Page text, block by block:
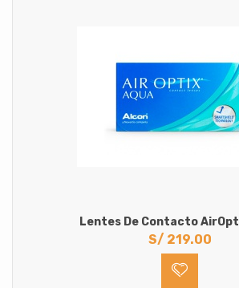
Lentes De Contacto
S/ 219.00